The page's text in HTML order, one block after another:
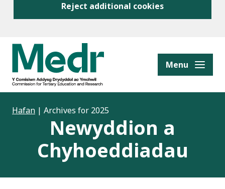
Reject additional cookies
content Menu
Hafan | Archives for 2025
Newyddion a
Chyhoeddiadau